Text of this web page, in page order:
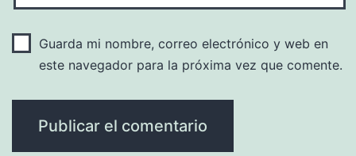
Guarda mi nombre, correo electrónico y web en
este navegador para la próxima vez que comente.